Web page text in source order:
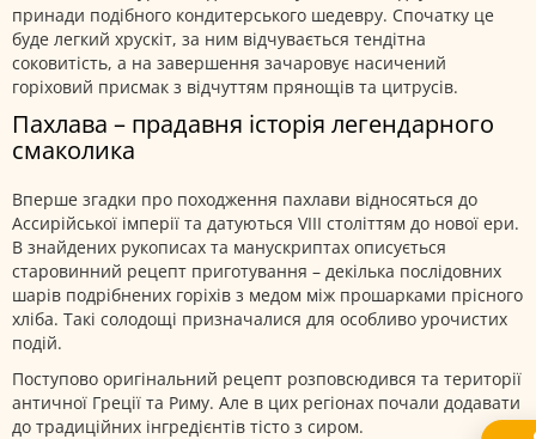
принади подібного кондитерського шедевру. Спочатку це
буде легкий хрускіт, за ним відчувається тендітна
соковитість, а на завершення зачаровує насичений
горіховий присмак з відчуттям прянощів та цитрусів.
Пахлава – прадавня історія легендарного
смаколика
Вперше згадки про походження пахлави відносяться до
Ассирійської імперії та датуються VIII століттям до нової ери.
В знайдених рукописах та манускриптах описується
старовинний рецепт приготування – декілька послідовних
шарів подрібнених горіхів з медом між прошарками прісного
хліба. Такі солодощі призначалися для особливо урочистих
подій.
Поступово оригінальний рецепт розповсюдився та території
античної Греції та Риму. Але в цих регіонах почали додавати
до традиційних інгредієнтів тісто з сиром.